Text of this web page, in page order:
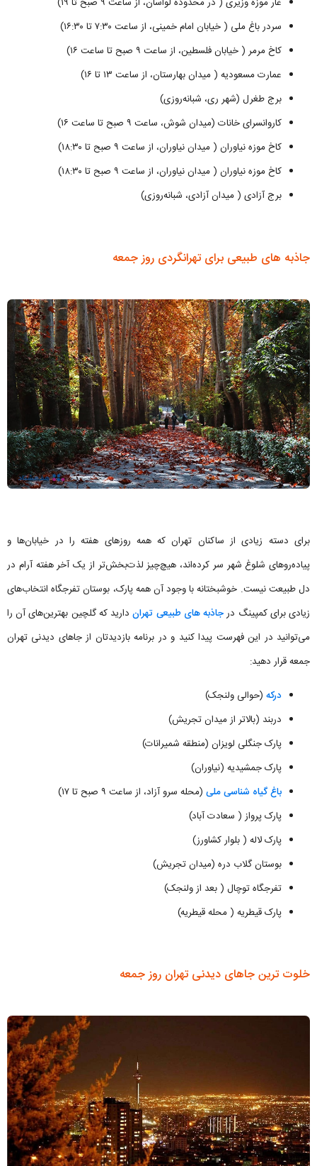
سردر باغ ملی ( خیابان امام خمینی، از ساعت ۷:۳۰ تا ۱۶:۳۰)
کاخ مرمر ( خیابان فلسطین، از ساعت ۹ صبح تا ساعت ۱۶)
عمارت مسعودیه ( میدان بهارستان، از ساعت ۱۳ تا ۱۶)
برج طغرل (شهر ری، شبانه‌روزی)
کاروانسرای خانات (میدان شوش، ساعت ۹ صبح تا ساعت ۱۶)
کاخ موزه نیاوران ( میدان نیاوران، از ساعت ۹ صبح تا ۱۸:۳۰)
کاخ موزه نیاوران ( میدان نیاوران، از ساعت ۹ صبح تا ۱۸:۳۰)
برج آزادی ( میدان آزادی، شبانه‌روزی)
جاذبه های طبیعی برای تهرانگردی روز جمعه
برای دسته زیادی از ساکنان تهران که همه روزهای هفته را در خیابان‌ها و
پیاده‌روهای شلوغ شهر سر کرده‌اند، هیچ‌چیز لذت‌بخش‌تر از یک آخر هفته آرام در
دل طبیعت نیست. خوشبختانه با وجود آن همه پارک، بوستان تفرجگاه انتخاب‌های
زیادی برای کمپینگ درجاذبه های طبیعی تهراندارید که گلچین بهترین‌های آن را
می‌توانید در این فهرست پیدا کنید و در برنامه بازدیدتان از جاهای دیدنی تهران
جمعه قرار دهید:
درکه (حوالی ولنجک)
دربند (بالاتر از میدان تجریش)
پارک جنگلی لویزان (منطقه شمیرانات)
پارک جمشیدیه (نیاوران)
باغ گیاه شناسی ملی (محله سرو آزاد، از ساعت ۹ صبح تا ۱۷)
پارک پرواز ( سعادت آباد)
پارک لاله ( بلوار کشاورز)
بوستان گلاب دره (میدان تجریش)
تفرجگاه توچال ( بعد از ولنجک)
پارک قیطریه ( محله قیطریه)
خلوت ترین جاهای دیدنی تهران روز جمعه